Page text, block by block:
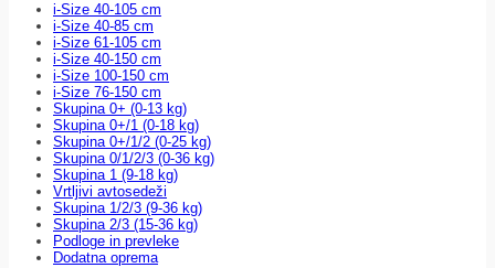
i-Size 40-105 cm
i-Size 40-85 cm
i-Size 61-105 cm
i-Size 40-150 cm
i-Size 100-150 cm
i-Size 76-150 cm
Skupina 0+ (0-13 kg)
Skupina 0+/1 (0-18 kg)
Skupina 0+/1/2 (0-25 kg)
Skupina 0/1/2/3 (0-36 kg)
Skupina 1 (9-18 kg)
Vrtljivi avtosedeži
Skupina 1/2/3 (9-36 kg)
Skupina 2/3 (15-36 kg)
Podloge in prevleke
Dodatna oprema